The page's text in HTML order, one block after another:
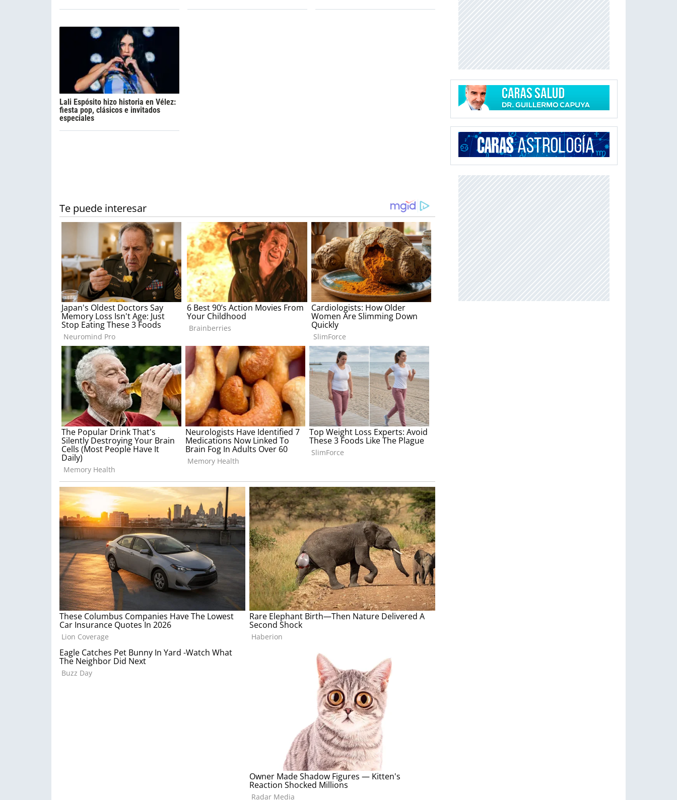
Lali Espósito hizo historia en Vélez:
fiesta pop, clásicos e invitados
especiales